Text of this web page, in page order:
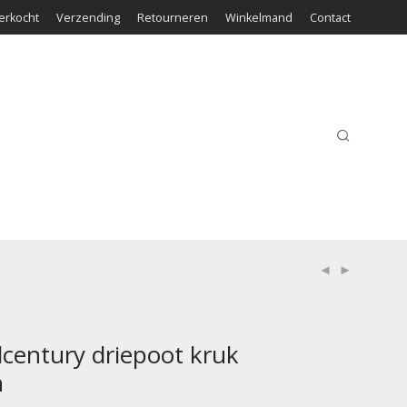
Verzending Retourneren Winkelmand Contact
driepoot kruk